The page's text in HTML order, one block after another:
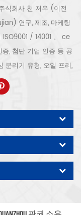
식회사 천 저우 (이전
연구, 제조, 마케팅
/ 14001 、 ce
, 첨단 기업 인증 등 공
분리기 유형, 오일 프리,
전한 공기 압축기 생산
압축기 산업 전문가
모터, 정밀 부품 가공
회사는 영구 자석 서보
특허를 획득하여 국가
다. 우리 자신의 브랜
수락입니다.